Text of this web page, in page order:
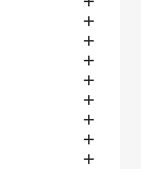







